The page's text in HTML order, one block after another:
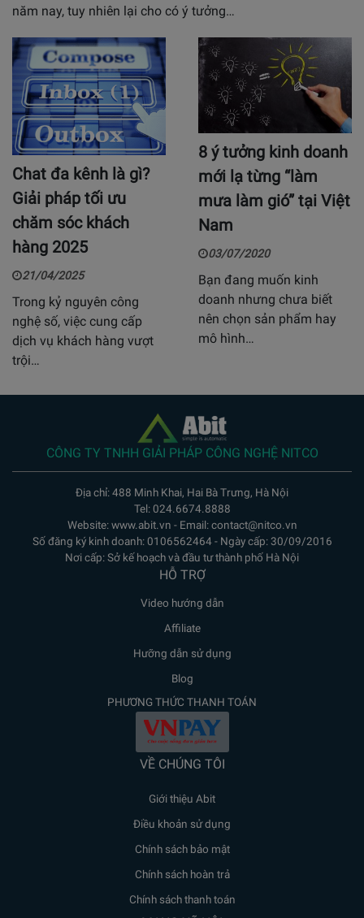
năm nay, tuy nhiên lại cho có ý tưởng…
Chat đa kênh là gì?
Giải pháp tối ưu
chăm sóc khách
hàng 2025
21/04/2025
Trong kỷ nguyên công
nghệ số, việc cung cấp
dịch vụ khách hàng vượt
trội…
8 ý tưởng kinh doanh
mới lạ từng “làm
mưa làm gió” tại Việt
Nam
03/07/2020
Bạn đang muốn kinh
doanh nhưng chưa biết
nên chọn sản phẩm hay
mô hình…
CÔNG TY TNHH GIẢI PHÁP CÔNG NGHỆ NITCO
Địa chỉ: 488 Minh Khai, Hai Bà Trưng, Hà Nội
Tel: 024.6674.8888
Website: www.abit.vn - Email: contact@nitco.vn
Số đăng ký kinh doanh: 0106562464 - Ngày cấp: 30/09/2016
Nơi cấp: Sở kế hoạch và đầu tư thành phố Hà Nội
HỖ TRỢ
Video hướng dẫn
Affiliate
Hưỡng dẫn sử dụng
Blog
PHƯƠNG THỨC THANH TOÁN
VỀ CHÚNG TÔI
Giới thiệu Abit
Điều khoản sử dụng
Chính sách bảo mật
Chính sách hoàn trả
Chính sách thanh toán